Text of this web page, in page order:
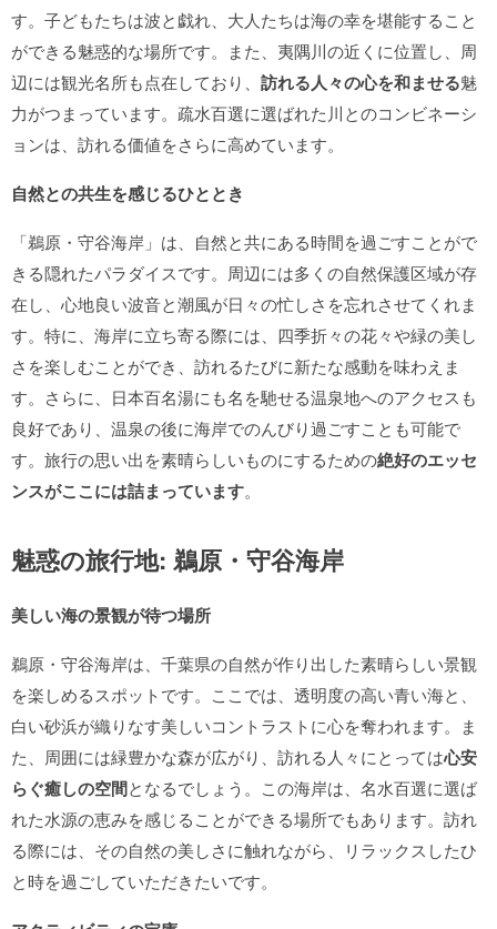
す。子どもたちは波と戯れ、大人たちは海の幸を堪能すること
ができる魅惑的な場所です。また、夷隅川の近くに位置し、周
辺には観光名所も点在しており、 訪れる人々の心を和ませる魅
力がつまっています。疏水百選に選ばれた川とのコンビネーシ
ョンは、訪れる価値をさらに高めています。
自然との共生を感じるひととき
「鵜原・守谷海岸」は、自然と共にある時間を過ごすことがで
きる隠れたパラダイスです。周辺には多くの自然保護区域が存
在し、心地良い波音と潮風が日々の忙しさを忘れさせてくれま
す。特に、海岸に立ち寄る際には、四季折々の花々や緑の美し
さを楽しむことができ、訪れるたびに新たな感動を味わえま
す。さらに、日本百名湯にも名を馳せる温泉地へのアクセスも
良好であり、温泉の後に海岸でのんびり過ごすことも可能で
す。旅行の思い出を素晴らしいものにするための絶好のエッセ
ンスがここには詰まっています。
魅惑の旅行地: 鵜原・守谷海岸
美しい海の景観が待つ場所
鵜原・守谷海岸は、千葉県の自然が作り出した素晴らしい景観
を楽しめるスポットです。ここでは、透明度の高い青い海と、
白い砂浜が織りなす美しいコントラストに心を奪われます。ま
た、周囲には緑豊かな森が広がり、訪れる人々にとっては心安
らぐ癒しの空間となるでしょう。この海岸は、名水百選に選ば
れた水源の恵みを感じることができる場所でもあります。訪れ
る際には、その自然の美しさに触れながら、リラックスしたひ
と時を過ごしていただきたいです。